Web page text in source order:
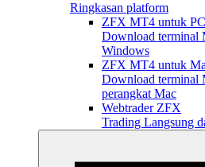
Ringkasan platform
ZFX MT4 untuk PC
Download terminal
Windows
ZFX MT4 untuk
Download terminal
perangkat Mac
Webtrader ZFX
Trading Langsung